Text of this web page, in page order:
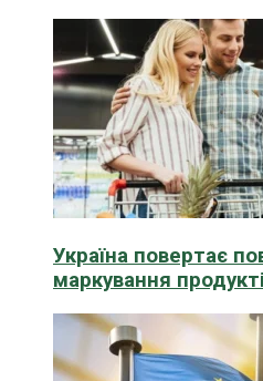
Україна повертає
маркування